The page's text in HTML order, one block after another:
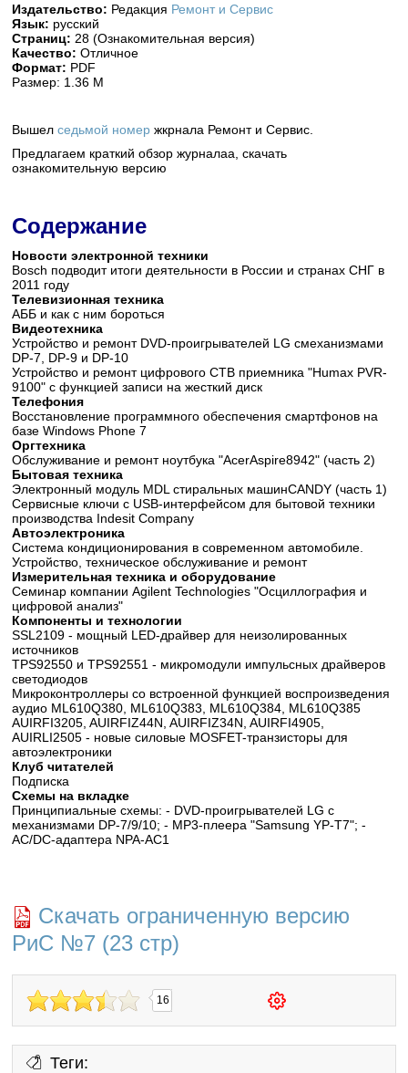
Издательство: Редакция Ремонт и Сервис
Язык: русский
Страниц: 28 (Ознакомительная версия)
Качество: Отличное
Формат: PDF
Размер: 1.36 М
Вышелседьмой номер жкрнала Ремонт и Сервис.
Предлагаем краткий обзор журналаа, скачать
ознакомительную версию
Содержание
Новости электронной техники
Bosch подводит итоги деятельности в России и странах СНГ в
2011 году
Телевизионная техника
АББ и как с ним бороться
Видеотехника
Устройство и ремонт DVD-проигрывателей LG смеханизмами
DP-7, DP-9 и DP-10
Устройство и ремонт цифрового СТВ приемника "Humax PVR-
9100" с функцией записи на жесткий диск
Телефония
Восстановление программного обеспечения смартфонов на
базе Windows Phone 7
Оргтехника
Обслуживание и ремонт ноутбука "AcerAspire8942" (часть 2)
Бытовая техника
Электронный модуль MDL стиральных машинCANDY (часть 1)
Сервисные ключи с USB-интерфейсом для бытовой техники
производства Indesit Company
Автоэлектроника
Система кондиционирования в современном автомобиле.
Устройство, техническое обслуживание и ремонт
Измерительная техника и оборудование
Семинар компании Agilent Technologies "Осциллография и
цифровой анализ"
Компоненты и технологии
SSL2109 - мощный LED-драйвер для неизолированных
источников
TPS92550 и TPS92551 - микромодули импульсных драйверов
светодиодов
Микроконтроллеры со встроенной функцией воспроизведения
аудио ML610Q380, ML610Q383, ML610Q384, ML610Q385
AUIRFI3205, AUIRFIZ44N, AUIRFIZ34N, AUIRFI4905,
AUIRLI2505 - новые силовые MOSFET-транзисторы для
автоэлектроники
Клуб читателей
Подписка
Схемы на вкладке
Принципиальные схемы: - DVD-проигрывателей LG с
механизмами DP-7/9/10; - MP3-плеера "Samsung YP-T7"; -
AC/DC-адаптера NPA-AC1
Скачать ограниченную версию
РиС №7 (23 стр)
16
Теги: